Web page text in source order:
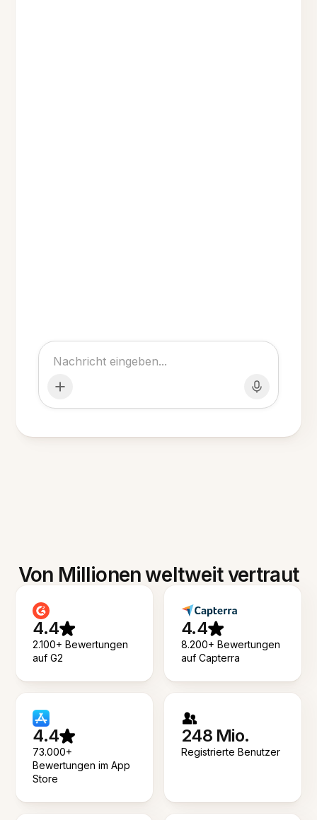
Von Millionen weltweit vertraut
4.4
2.100+ Bewertungen
auf G2
4.4
8.200+ Bewertungen
auf Capterra
4.4
73.000+
Bewertungen im App
Store
248 Mio.
Registrierte Benutzer